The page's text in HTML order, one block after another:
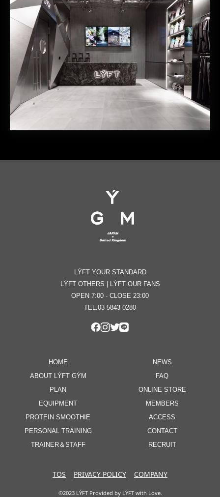
LÝFT YOUR STANDARD
LÝFT OTHERS | LÝFT OUR FANS
OPEN 7:00 - CLOSE 23:00
TEL.03-5843-0280
HOME
ABOUT LÝFT GÝM
PLAN
EQUIPMENT
PROTEIN SMOOTHIE
PERSONAL TRAINING
TRAINER＆STAFF
NEWS
FAQ
ONLINE STORE
MEMBERS
ACCESS
CONTACT
RECRUIT
©2023 LÝFT Provided by LÝFT with Love.
TOS PRIVACY POLICY COMPANY